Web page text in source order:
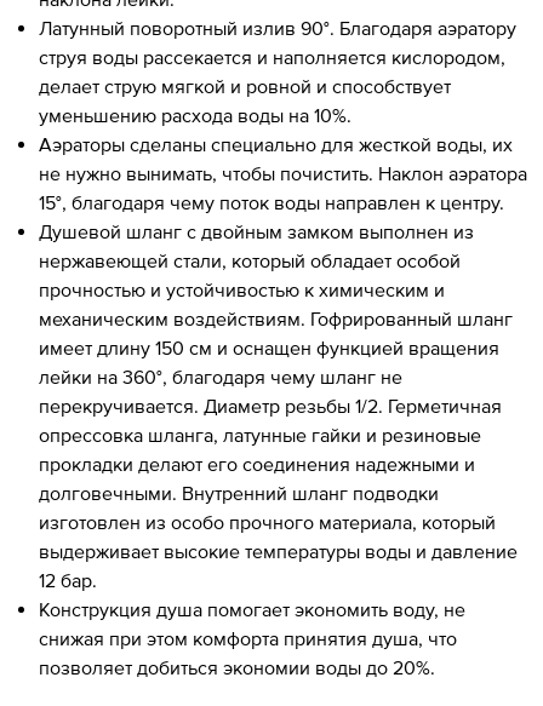
Латунный поворотный излив 90°. Благодаря аэратору
струя воды рассекается и наполняется кислородом,
делает струю мягкой и ровной и способствует
уменьшению расхода воды на 10%.
Аэраторы сделаны специально для жесткой воды, их
не нужно вынимать, чтобы почистить. Наклон аэратора
15°, благодаря чему поток воды направлен к центру.
Душевой шланг с двойным замком выполнен из
нержавеющей стали, который обладает особой
прочностью и устойчивостью к химическим и
механическим воздействиям. Гофрированный шланг
имеет длину 150 см и оснащен функцией вращения
лейки на 360°, благодаря чему шланг не
перекручивается. Диаметр резьбы 1/2. Герметичная
опрессовка шланга, латунные гайки и резиновые
прокладки делают его соединения надежными и
долговечными. Внутренний шланг подводки
изготовлен из особо прочного материала, который
выдерживает высокие температуры воды и давление
12 бар.
Конструкция душа помогает экономить воду, не
снижая при этом комфорта принятия душа, что
позволяет добиться экономии воды до 20%.